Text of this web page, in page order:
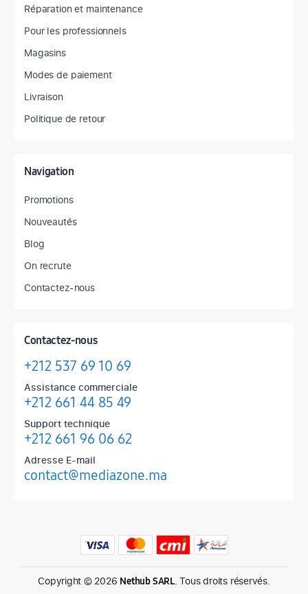
Réparation et maintenance
Pour les professionnels
Magasins
Modes de paiement
Livraison
Politique de retour
Navigation
Promotions
Nouveautés
Blog
On recrute
Contactez-nous
Contactez-nous
+212 537 69 10 69
Assistance commerciale
+212 661 44 85 49
Support technique
+212 661 96 06 62
Adresse E-mail
contact@mediazone.ma
Produits phares chez Mediazone
Retrouvez chez Mediazone les références incontournables :
Copyright © 2026 Nethub SARL. Tous droits réservés.